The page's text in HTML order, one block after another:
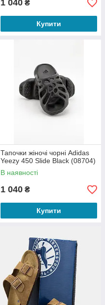
1 040 ₴
Купити
Тапочки жіночі чорні Adidas
Yeezy 450 Slide Black (08704)
В наявності
1 040 ₴
Купити